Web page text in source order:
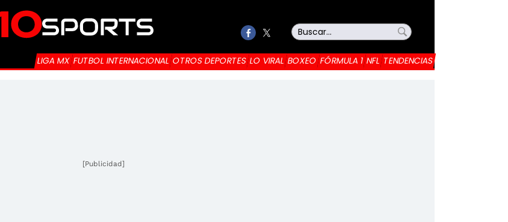
LIGA MX FUTBOL INTERNACIONAL OTROS DEPORTES LO VIRAL BOXEO FÓRMULA 1 NFL TENDENCIAS
[Publicidad]